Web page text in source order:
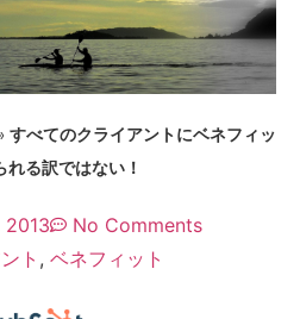
すべてのクライアントにベネフィッ
れる訳ではない！
2013
No Comments
ト , ベネフィット